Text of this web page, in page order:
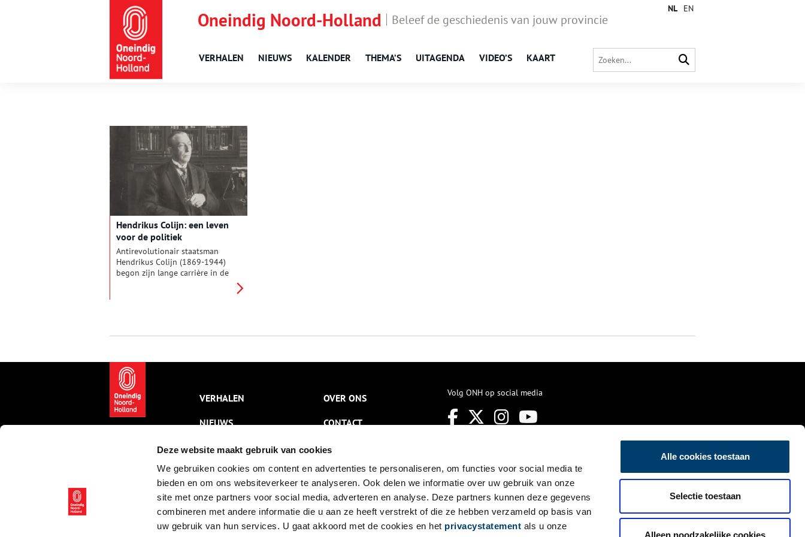
Deze website maakt gebruik van cookies
We gebruiken cookies om content en advertenties te personaliseren, om functies voor social media te
bieden en om ons websiteverkeer te analyseren. Ook delen we informatie over uw gebruik van onze
site met onze partners voor social media, adverteren en analyse. Deze partners kunnen deze gegevens
combineren met andere informatie die u aan ze heeft verstrekt of die ze hebben verzameld op basis van
uw gebruik van hun services. U gaat akkoord met de cookies en het privacystatement als u onze
Alle cookies toestaan
Selectie toestaan
Alleen noodzakelijke cookies
Oneindig Noord-Holland Beleef de geschiedenis van jouw provincie
VERHALEN NIEUWS KALENDER THEMA’S UITAGENDA VIDEO’S KAART
NL EN
Hendrikus Colijn: een leven
voor de politiek
Antirevolutionair staatsman
Hendrikus Colijn (1869-1944)
begon zijn lange carrière in de
tot aan de vooravond van de
in het gehucht Burgerveen in
de Haarlemmermeer en
eindigde in ballingschap in een
kuuroord bij Ilmenau.
VERHALEN
NIEUWS
KALENDER
THEMA’S
ACTIVITEITEN
VIDEO’S
OVER ONS
CONTACT
NIEUWSBRIEF
DISCLAIMER
PRIVACY
TOEGANKELIJKHEID
Volg ONH op social media